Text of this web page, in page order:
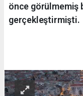
önce görülmemiş
gerçekleştirmişti.